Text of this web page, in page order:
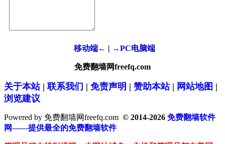
移动端← | →PC电脑端
免费翻墙网freefq.com
关于本站| 联系我们 | 免责声明 | 赞助本站| 网站地图 |
浏览建议
Powered by 免费翻墙网freefq.com © 2014-2026 免费翻墙软件
网——提供最全的免费翻墙软件